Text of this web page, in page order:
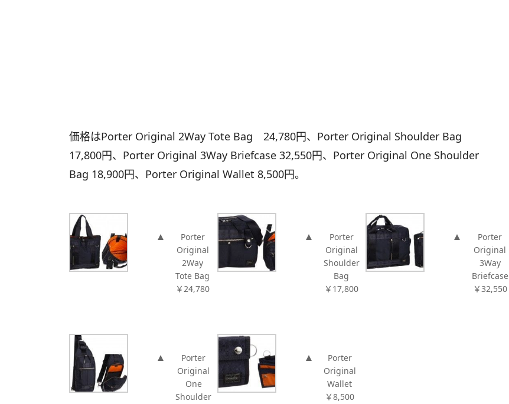
価格はPorter Original 2Way Tote Bag 24,780円、Porter Original Shoulder Bag
17,800円、Porter Original 3Way Briefcase 32,550円、Porter Original One Shoulder
Bag 18,900円、Porter Original Wallet 8,500円。
Porter
Original
2Way
Tote Bag
￥24,780
Porter
Original
Shoulder
Bag
￥17,800
Porter
Original
3Way
Briefcase
￥32,550
Porter
Original
One
Shoulder
Porter
Original
Wallet
￥8,500